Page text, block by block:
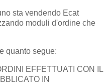
sta vendendo Ecat
moduli d'ordine che
quanto segue:
EFFETTUATI CON IL
IN